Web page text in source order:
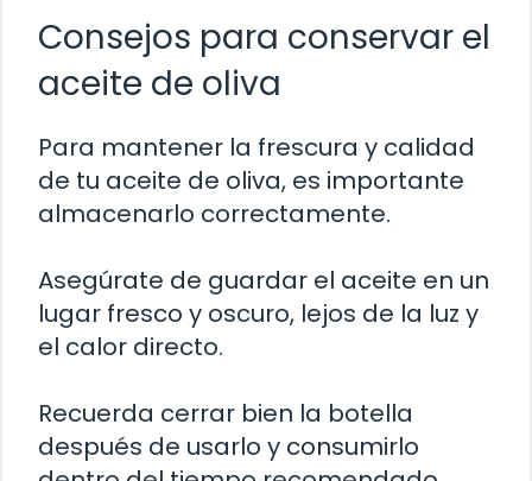
Consejos para conservar el
aceite de oliva
Para mantener la frescura y calidad
de tu aceite de oliva, es importante
almacenarlo correctamente.
Asegúrate de guardar el aceite en un
lugar fresco y oscuro, lejos de la luz y
el calor directo.
Recuerda cerrar bien la botella
después de usarlo y consumirlo